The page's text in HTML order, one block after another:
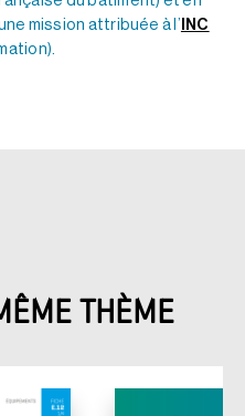
mission attribuée à l’ INC
THÈME